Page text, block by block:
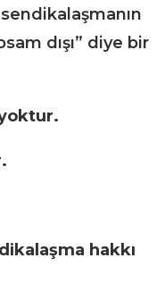
dışı” diye bir
hakkı